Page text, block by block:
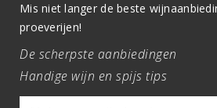
Mis niet langer de beste
proeverijen!
De scherpste aanbiedingen
Handige wijn en spijs tips